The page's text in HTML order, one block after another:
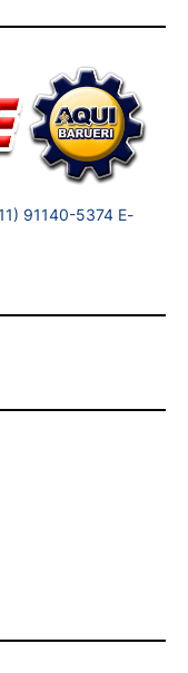
91140-5374 E-